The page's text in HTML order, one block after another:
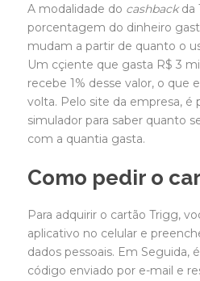
A modalidade do cashbackda
porcentagem do dinheiro
mudam a partir de quanto o
Um cçiente que gasta R$ 3
recebe 1% desse valor, o que
volta. Pelo site da empresa, é
simulador para saber quanto
com a quantia gasta.
Como pedir o
Para adquirir o cartão Trigg,
aplicativo no celular e
dados pessoais. Em Seguida,
código enviado por e-mail e